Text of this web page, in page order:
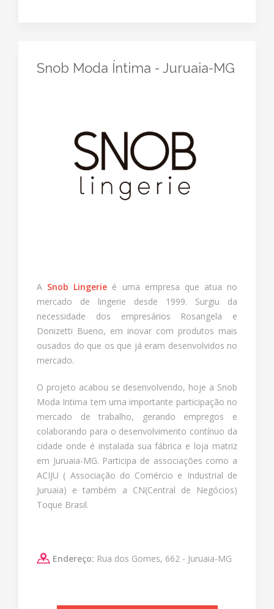
Snob Moda Íntima - Juruaia-MG
A Snob Lingerie é uma empresa que atua no
mercado de lingerie desde 1999. Surgiu da
necessidade dos empresários Rosangela e
Donizetti Bueno, em inovar com produtos mais
ousados do que os que já eram desenvolvidos no
mercado.
O projeto acabou se desenvolvendo, hoje a Snob
Moda Intima tem uma importante participação no
mercado de trabalho, gerando empregos e
colaborando para o desenvolvimento contínuo da
cidade onde é instalada sua fábrica e loja matriz
em Juruaia-MG. Participa de associações como a
ACIJU ( Associação do Comércio e Industrial de
Juruaia) e também a CN(Central de Negócios)
Toque Brasil.
Endereço: Rua dos Gomes, 662 - Juruaia-MG